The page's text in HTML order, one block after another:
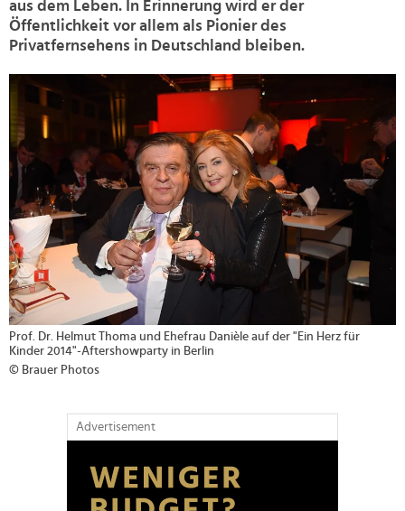
aus dem Leben. In Erinnerung wird er der
Öffentlichkeit vor allem als Pionier des
Privatfernsehens in Deutschland bleiben.
Prof. Dr. Helmut Thoma und Ehefrau Danièle auf der "Ein Herz für
Kinder 2014"-Aftershowparty in Berlin
© Brauer Photos
Advertisement